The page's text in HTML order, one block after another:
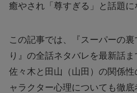
癒やされ「尊すぎる」と話題に
この記事では、『スーパーの
り』の全話ネタバレを最新話ま
佐々木と田山（山田）の関係
ャラクター心理についても徹底